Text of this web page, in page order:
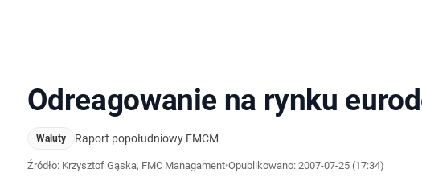
Odreagowanie na rynku
Waluty Raport popołudniowy FMCM
Źródło: Krzysztof Gąska, FMC Managament•Opublikowano: 2007-07-25 (17:34)